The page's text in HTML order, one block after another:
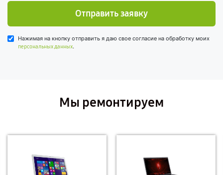
Отправить заявку
Нажимая на кнопку отправить я даю свое согласие на обработку моих
персональных данных.
Мы ремонтируем